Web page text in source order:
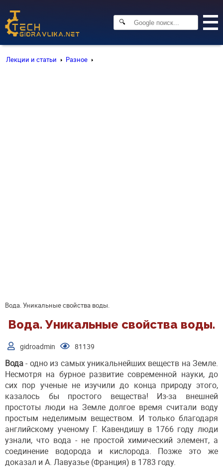
🔍
Лекции и статьи Разное
Вода. Уникальные свойства воды.
Вода. Уникальные свойства воды.
gidroadmin 81139
Вода- одно из самых уникальнейших веществ на Земле.
Несмотря на бурное развитие современной науки, до
сих пор ученые не изучили до конца природу этого,
казалось бы простого вещества! Из-за внешней
простоты люди на Земле долгое время считали воду
простым неделимым веществом. И только благодаря
английскому ученому Г. Кавендишу в 1766 году люди
узнали, что вода - не простой химический элемент, а
соединение водорода и кислорода. Позже это же
доказал и А. Лавуазье (Франция) в 1783 году.